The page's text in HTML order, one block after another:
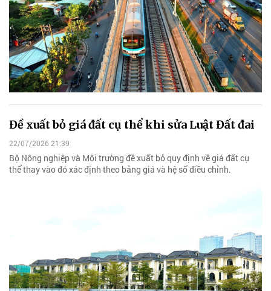
Đề xuất bỏ giá đất cụ thể khi sửa Luật Đất đai
22/07/2026 21:39
Bộ Nông nghiệp và Môi trường đề xuất bỏ quy định về giá đất cụ
thể thay vào đó xác định theo bảng giá và hệ số điều chỉnh.